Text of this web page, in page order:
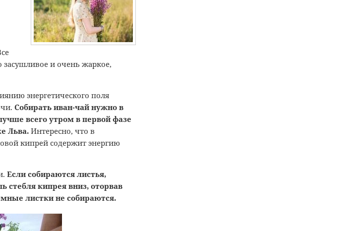
засушливое и очень жаркое,
энергетического поля
Собирать иван-чай нужно в
всего утром в первой фазе
Льва.Интересно, что в
кипрей содержит энергию
Если собираются листья,
стебля кипрея вниз, оторвав
листки не собираются.